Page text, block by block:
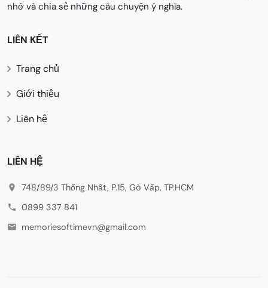
nhớ và chia sẻ những câu chuyện ý nghĩa.
LIÊN KẾT
Trang chủ
Giới thiệu
Liên hệ
LIÊN HỆ
748/89/3 Thống Nhất, P.15, Gò Vấp, TP.HCM
0899 337 841
memoriesoftimevn@gmail.com